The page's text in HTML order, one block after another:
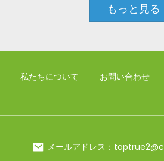
もっと見る
私たちについて お問い合わせ
メールアドレス：